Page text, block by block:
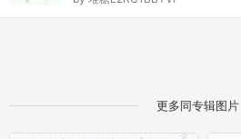
更多同专辑图片